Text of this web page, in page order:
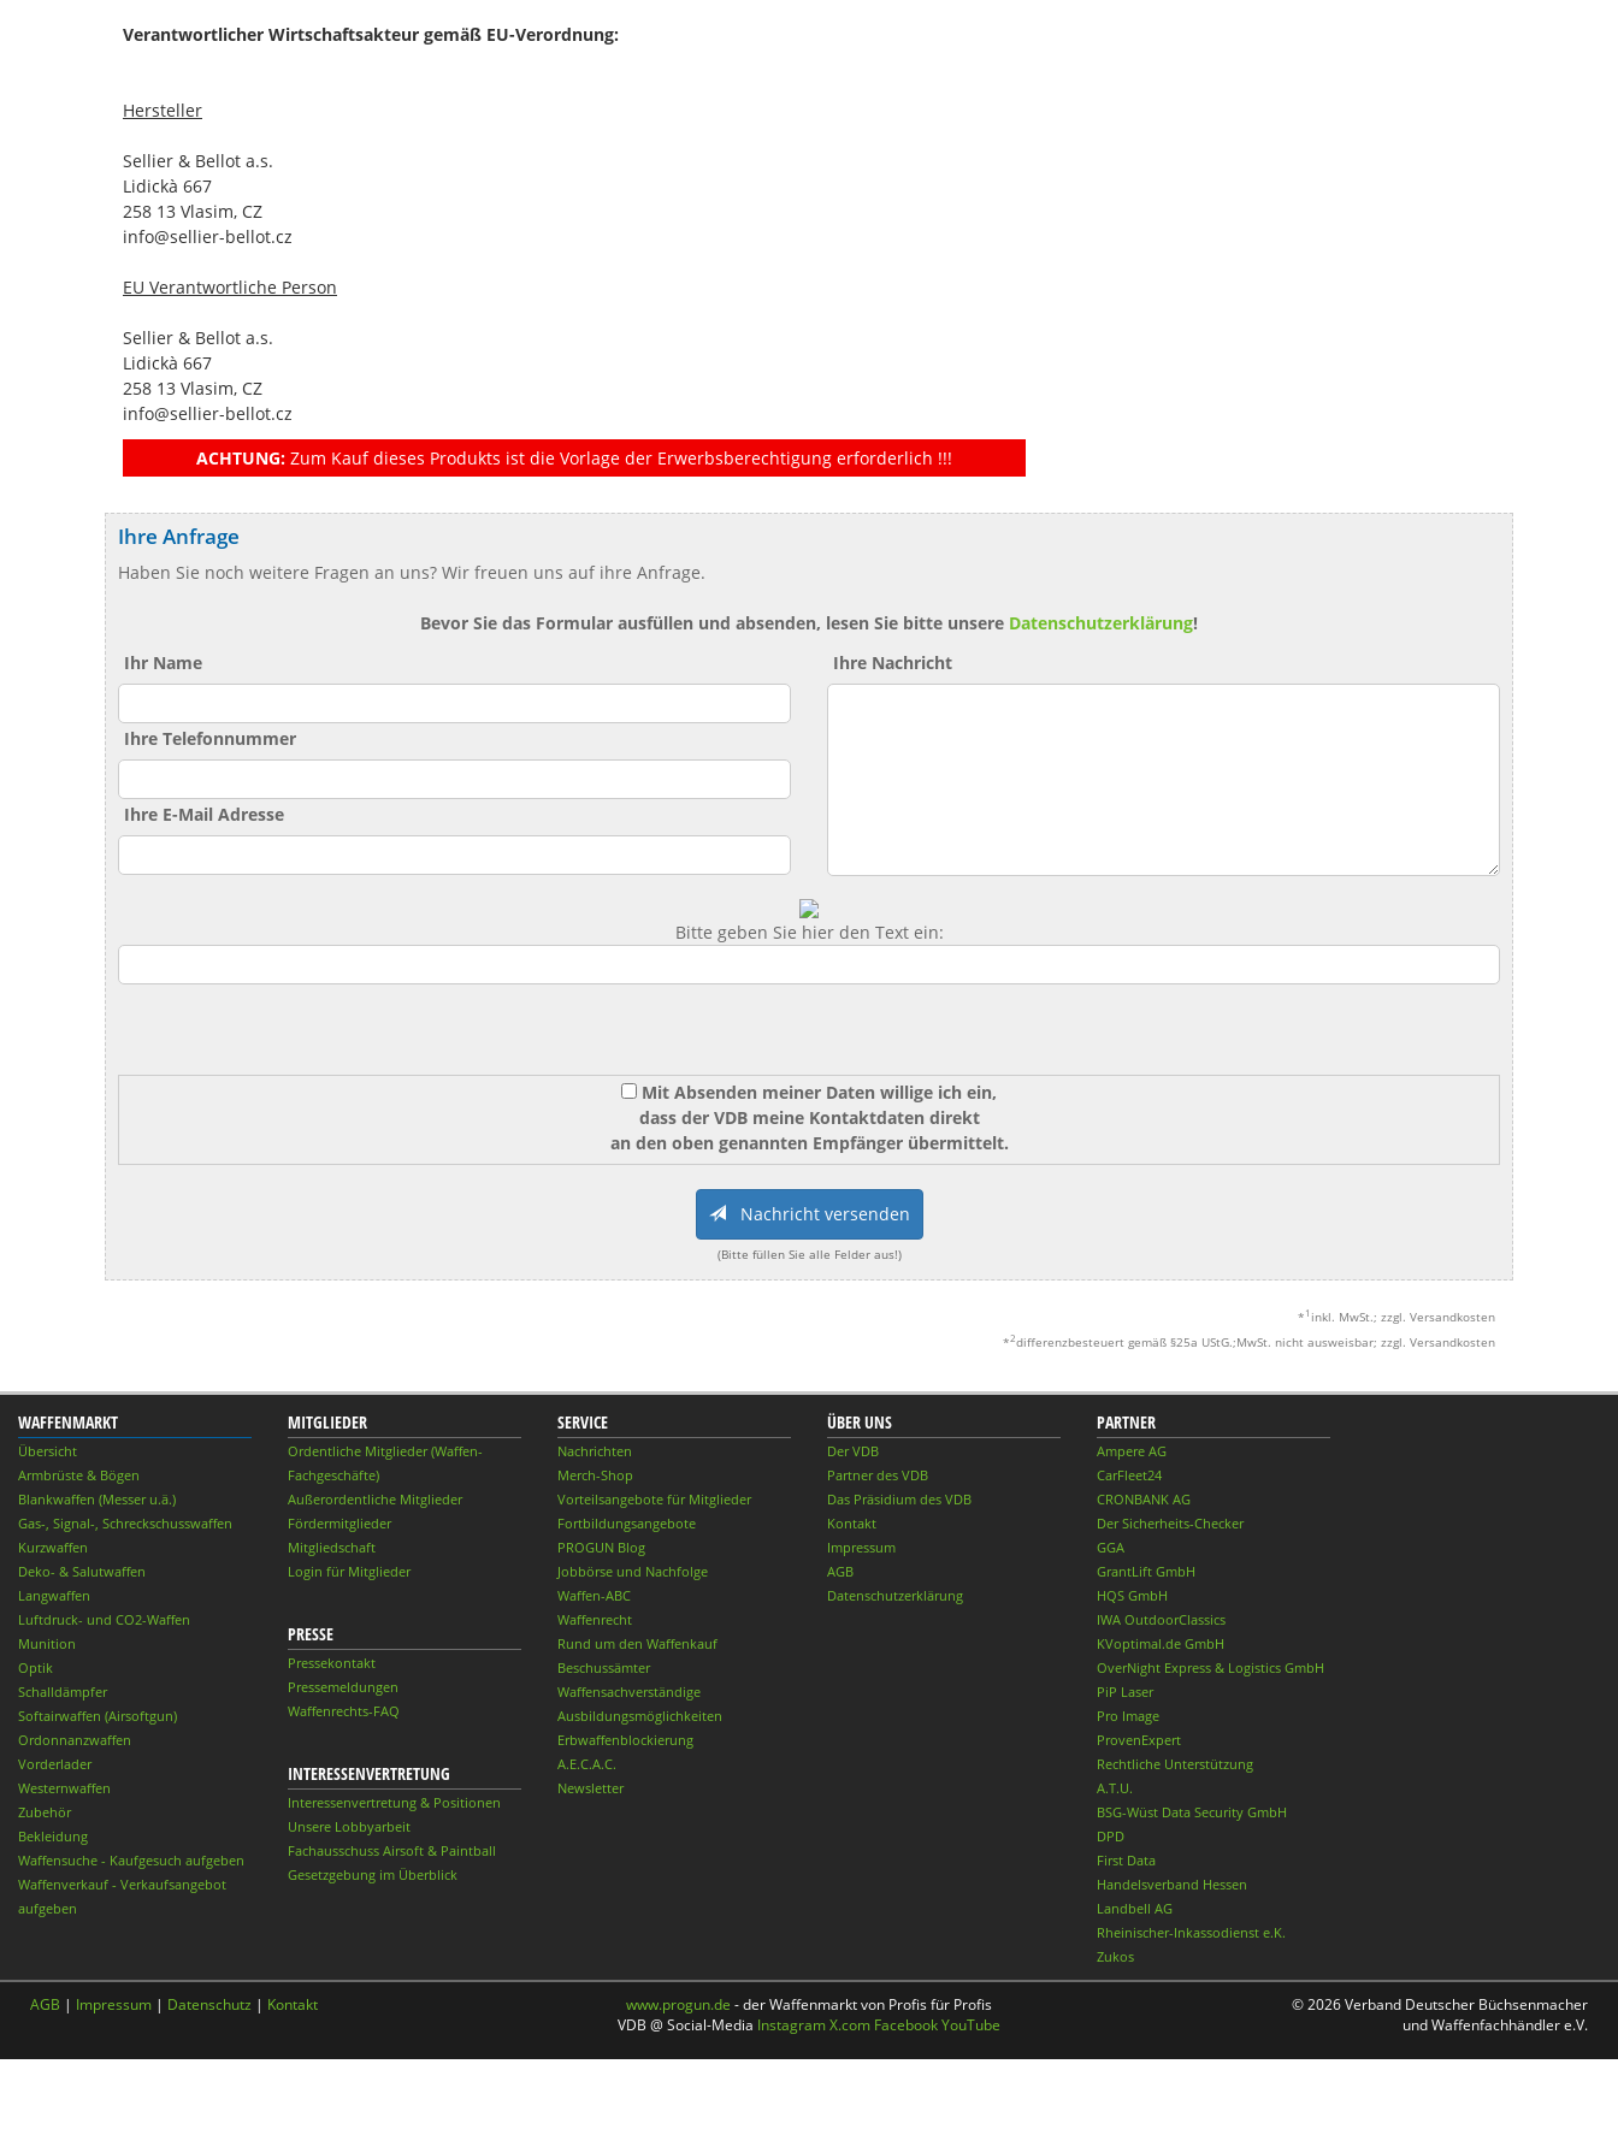
Verantwortlicher Wirtschaftsakteur gemäß EU-Verordnung:
Hersteller
Sellier & Bellot a.s.
Lidickà 667
258 13 Vlasim, CZ
info@sellier-bellot.cz
EU Verantwortliche Person
Sellier & Bellot a.s.
Lidickà 667
258 13 Vlasim, CZ
info@sellier-bellot.cz
ACHTUNG: Zum Kauf dieses Produkts ist die Vorlage der Erwerbsberechtigung erforderlich !!!
Ihre Anfrage
Haben Sie noch weitere Fragen an uns? Wir freuen uns auf ihre Anfrage.
Bevor Sie das Formular ausfüllen und absenden, lesen Sie bitte unsere Datenschutzerklärung!
Ihr Name
Ihre Telefonnummer
Ihre E-Mail Adresse
Ihre Nachricht
Bitte geben Sie hier den Text ein:
Mit Absenden meiner Daten willige ich ein,
dass der VDB meine Kontaktdaten direkt
an den oben genannten Empfänger übermittelt.
Nachricht versenden
(Bitte füllen Sie alle Felder aus!)
* 1 inkl. MwSt.; zzgl. Versandkosten
*2differenzbesteuert gemäß §25a UStG.;MwSt. nicht ausweisbar; zzgl. Versandkosten
WAFFENMARKT
Übersicht
Armbrüste & Bögen
Blankwaffen (Messer u.ä.)
Gas-, Signal-, Schreckschusswaffen
Kurzwaffen
Deko- & Salutwaffen
Langwaffen
Luftdruck- und CO2-Waffen
Munition
Optik
Schalldämpfer
Softairwaffen (Airsoftgun)
Ordonnanzwaffen
Vorderlader
Westernwaffen
Zubehör
Bekleidung
Waffensuche - Kaufgesuch aufgeben
Waffenverkauf - Verkaufsangebot
aufgeben
MITGLIEDER
Ordentliche Mitglieder (Waffen-
Fachgeschäfte)
Außerordentliche Mitglieder
Fördermitglieder
Mitgliedschaft
Login für Mitglieder
PRESSE
Pressekontakt
Pressemeldungen
Waffenrechts-FAQ
INTERESSENVERTRETUNG
Interessenvertretung & Positionen
Unsere Lobbyarbeit
Fachausschuss Airsoft & Paintball
Gesetzgebung im Überblick
SERVICE
Nachrichten
Merch-Shop
Vorteilsangebote für Mitglieder
Fortbildungsangebote
PROGUN Blog
Jobbörse und Nachfolge
Waffen-ABC
Waffenrecht
Rund um den Waffenkauf
Beschussämter
Waffensachverständige
Ausbildungsmöglichkeiten
Erbwaffenblockierung
A.E.C.A.C.
Newsletter
ÜBER UNS
Der VDB
Partner des VDB
Das Präsidium des VDB
Kontakt
Impressum
AGB
Datenschutzerklärung
PARTNER
Ampere AG
CarFleet24
CRONBANK AG
Der Sicherheits-Checker
GGA
GrantLift GmbH
HQS GmbH
IWA OutdoorClassics
KVoptimal.de GmbH
OverNight Express & Logistics GmbH
PiP Laser
Pro Image
ProvenExpert
Rechtliche Unterstützung
A.T.U.
BSG-Wüst Data Security GmbH
DPD
First Data
Handelsverband Hessen
Landbell AG
Rheinischer-Inkassodienst e.K.
Zukos
AGB | Impressum | Datenschutz | Kontakt www.progun.de - der Waffenmarkt von Profis für Profis
VDB @ Social-Media InstagramX.com FacebookYouTube
© 2026 Verband Deutscher Büchsenmacher
und Waffenfachhändler e.V.